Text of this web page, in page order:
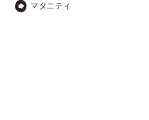
マタニティ